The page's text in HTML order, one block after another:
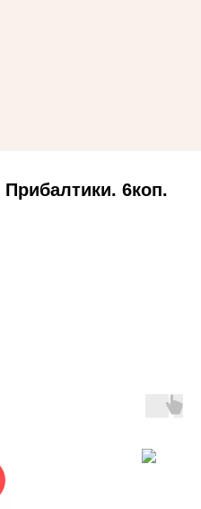
Прибалтики. 6коп.